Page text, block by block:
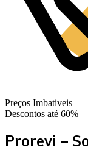
Preços Imbativeis
Descontos até 60%
Prorevi –